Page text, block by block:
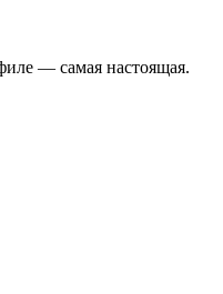
— самая настоящая.